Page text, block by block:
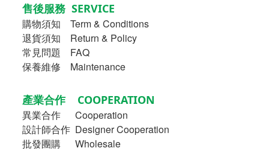
售後服務 SERVICE
購物須知
Term & Conditions
退貨須知 Return & Policy
常見問題 FAQ
保養維修 Maintenance
產業合作 COOPERATION
異業合作
Cooperation
設計師合作 Designer Cooperation
批發團購 Wholesale